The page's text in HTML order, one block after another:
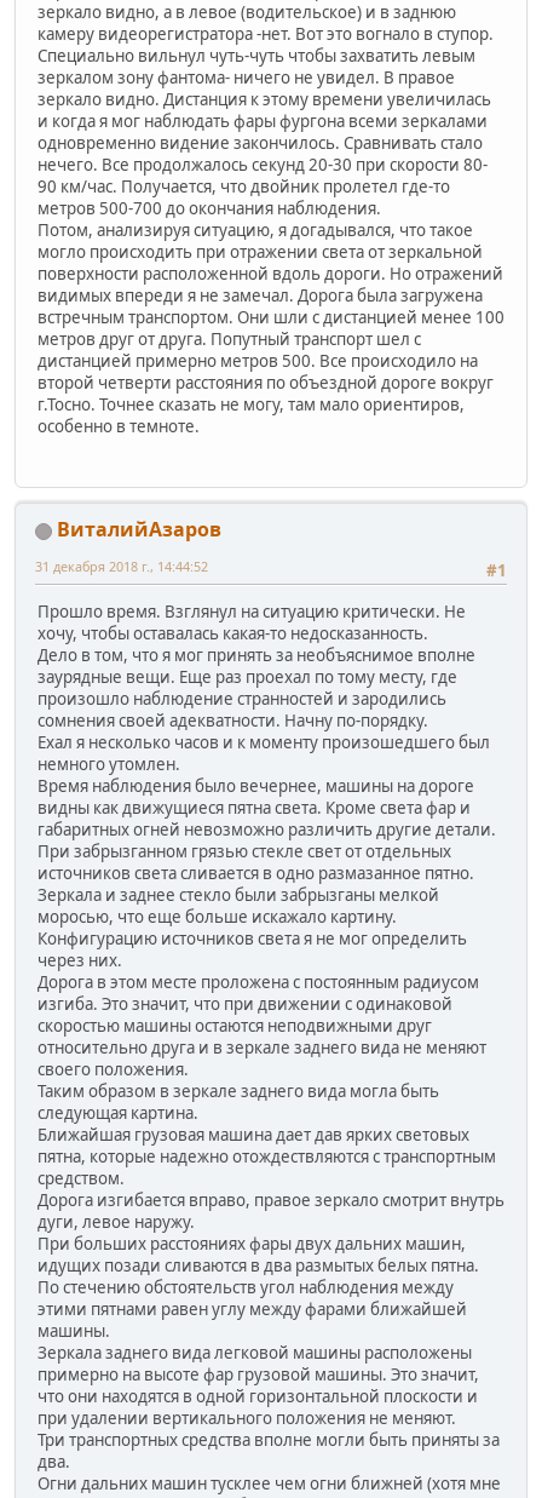
зеркало видно, а в левое (водительское) и в заднюю
камеру видеорегистратора -нет. Вот это вогнало в ступор.
Специально вильнул чуть-чуть чтобы захватить левым
зеркалом зону фантома- ничего не увидел. В правое
зеркало видно. Дистанция к этому времени увеличилась
и когда я мог наблюдать фары фургона всеми зеркалами
одновременно видение закончилось. Сравнивать стало
нечего. Все продолжалось секунд 20-30 при скорости 80-
90 км/час. Получается, что двойник пролетел где-то
метров 500-700 до окончания наблюдения.
Потом, анализируя ситуацию, я догадывался, что такое
могло происходить при отражении света от зеркальной
поверхности расположенной вдоль дороги. Но отражений
видимых впереди я не замечал. Дорога была загружена
встречным транспортом. Они шли с дистанцией менее 100
метров друг от друга. Попутный транспорт шел с
дистанцией примерно метров 500. Все происходило на
второй четверти расстояния по объездной дороге вокруг
г.Тосно. Точнее сказать не могу, там мало ориентиров,
особенно в темноте.
ВиталийАзаров
#1
31 декабря 2018 г., 14:44:52
Прошло время. Взглянул на ситуацию критически. Не
хочу, чтобы оставалась какая-то недосказанность.
Дело в том, что я мог принять за необъяснимое вполне
заурядные вещи. Еще раз проехал по тому месту, где
произошло наблюдение странностей и зародились
сомнения своей адекватности. Начну по-порядку.
Ехал я несколько часов и к моменту произошедшего был
немного утомлен.
Время наблюдения было вечернее, машины на дороге
видны как движущиеся пятна света. Кроме света фар и
габаритных огней невозможно различить другие детали.
При забрызганном грязью стекле свет от отдельных
источников света сливается в одно размазанное пятно.
Зеркала и заднее стекло были забрызганы мелкой
моросью, что еще больше искажало картину.
Конфигурацию источников света я не мог определить
через них.
Дорога в этом месте проложена с постоянным радиусом
изгиба. Это значит, что при движении с одинаковой
скоростью машины остаются неподвижными друг
относительно друга и в зеркале заднего вида не меняют
своего положения.
Таким образом в зеркале заднего вида могла быть
следующая картина.
Ближайшая грузовая машина дает дав ярких световых
пятна, которые надежно отождествляются с транспортным
средством.
Дорога изгибается вправо, правое зеркало смотрит внутрь
дуги, левое наружу.
При больших расстояниях фары двух дальних машин,
идущих позади сливаются в два размытых белых пятна.
По стечению обстоятельств угол наблюдения между
этими пятнами равен углу между фарами ближайшей
машины.
Зеркала заднего вида легковой машины расположены
примерно на высоте фар грузовой машины. Это значит,
что они находятся в одной горизонтальной плоскости и
при удалении вертикального положения не меняют.
Три транспортных средства вполне могли быть приняты за
два.
Огни дальних машин тусклее чем огни ближней (хотя мне